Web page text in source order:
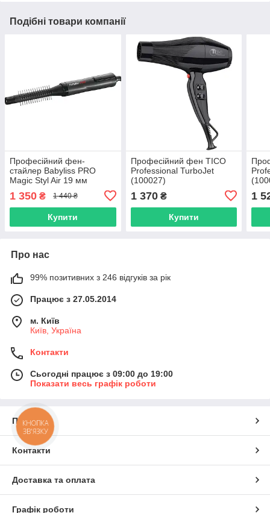
Подібні товари компанії
Професійний фен-
стайлер Babyliss PRO
Magic Styl Air 19 мм
1 350 ₴ 1 440 ₴
Купити
Професійний фен TICO
Professional TurboJet
(100027)
1 370₴
Купити
1
Про нас
99% позитивних з 246 відгуків за рік
Працює з 27.05.2014
м. Київ
Київ, Україна
Контакти
Сьогодні працює з 09:00 до 19:00
Показати весь графік роботи
Про нас
Контакти
Доставка та оплата
Графік роботи
КНОПКА
ЗВ'ЯЗКУ